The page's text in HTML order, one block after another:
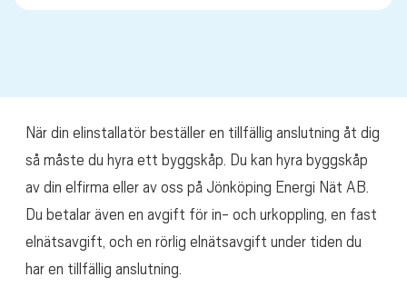
När din elinstallatör beställer en tillfällig anslutning åt dig
så måste du hyra ett byggskåp. Du kan hyra byggskåp
av din elfirma eller av oss på Jönköping Energi Nät AB.
Du betalar även en avgift för in- och urkoppling, en fast
elnätsavgift, och en rörlig elnätsavgift under tiden du
har en tillfällig anslutning.